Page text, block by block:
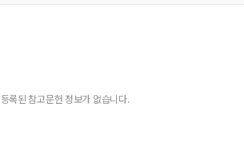
등록된 참고문헌 정보가 없습니다.